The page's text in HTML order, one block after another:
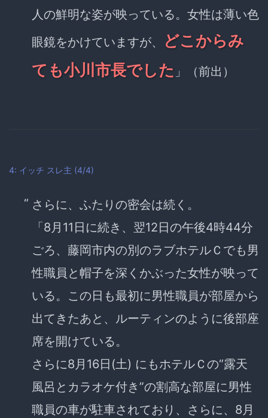
人の鮮明な姿が映っている。女性は薄い色
眼鏡をかけていますが、
どこからみ
ても小川市長でした 」（前出）
4: イッチ スレ主 (4/4)
さらに、ふたりの密会は続く。
「8月11日に続き、翌12日の午後4時44分
ごろ、藤岡市内の別のラブホテルＣでも男
性職員と帽子を深くかぶった女性が映って
いる。この日も最初に男性職員が部屋から
出てきたあと、 ルーティンのように後部座
席を開けている。
さらに8月16日(土) にもホテルＣの“露天
風呂とカラオケ付き”の割高な部屋に男性
職員の車が駐車されており、さらに、8月